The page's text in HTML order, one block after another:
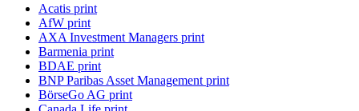
Acatis print
AfW print
AXA Investment Managers print
Barmenia print
BDAE print
BNP Paribas Asset Management print
BörseGo AG print